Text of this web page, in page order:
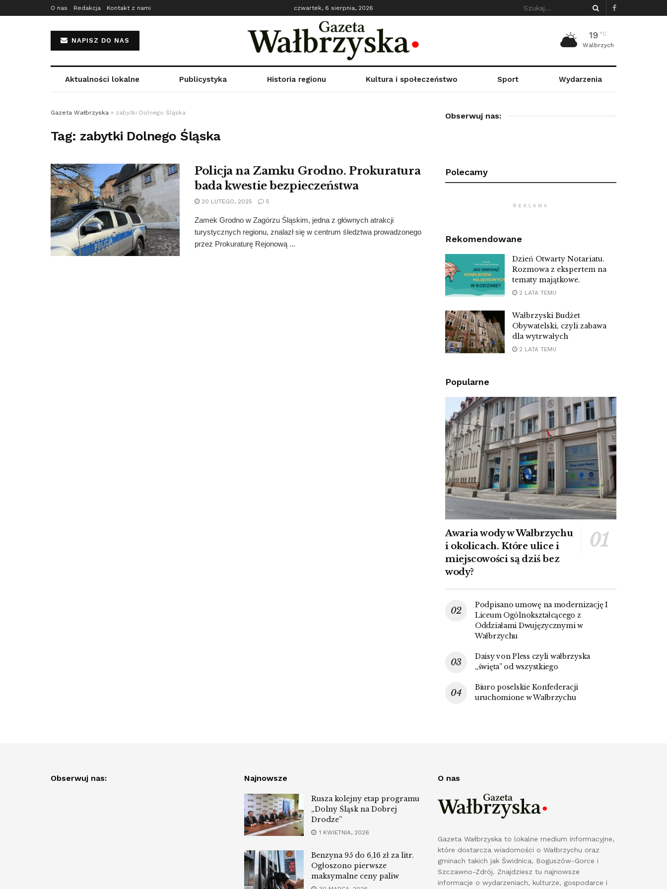
O nas Redakcja Kontakt z nami czwartek, 6 sierpnia, 2026
NAPISZ DO NAS
19 °C
Walbrzych
Aktualności lokalne Publicystyka Historia regionu Kultura i społeczeństwo Sport Wydarzenia
Gazeta Wałbrzyska » zabytki Dolnego Śląska
Tag: zabytki Dolnego Śląska
Policja na Zamku Grodno. Prokuratura
bada kwestie bezpieczeństwa
20 LUTEGO, 2025 5
Zamek Grodno w Zagórzu Śląskim, jedna z głównych atrakcji
turystycznych regionu, znalazł się w centrum śledztwa prowadzonego
przez Prokuraturę Rejonową ...
Obserwuj nas:
Polecamy
REKLAMA
Rekomendowane
Dzień Otwarty Notariatu.
Rozmowa z ekspertem na
tematy majątkowe.
2 LATA TEMU
Wałbrzyski Budżet
Obywatelski, czyli zabawa
dla wytrwałych
2 LATA TEMU
Popularne
Awaria wody w Wałbrzychu
i okolicach. Które ulice i
miejscowości są dziś bez
wody?
Podpisano umowę na modernizację I
Liceum Ogólnokształcącego z
Oddziałami Dwujęzycznymi w
Wałbrzychu
Daisy von Pless czyli wałbrzyska
„święta” od wszystkiego
Biuro poselskie Konfederacji
uruchomione w Wałbrzychu
Obserwuj nas: Najnowsze
Rusza kolejny etap programu
„Dolny Śląsk na Dobrej
Drodze”
1 KWIETNIA, 2026
Benzyna 95 do 6,16 zł za litr.
Ogłoszono pierwsze
maksymalne ceny paliw
O nas
Gazeta Wałbrzyska to lokalne medium informacyjne,
które dostarcza wiadomości o Wałbrzychu oraz
gminach takich jak Świdnica, Boguszów-Gorce i
Szczawno-Zdrój. Znajdziesz tu najnowsze
informacje o wydarzeniach, kulturze, gospodarce i